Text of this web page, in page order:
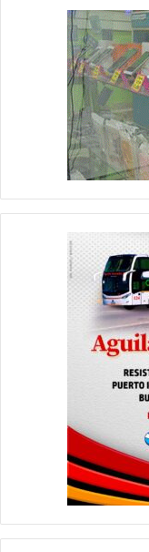
Juan Franco,
coordinación en el
cajero recibían a las
Martínez, y por parte
al Dr. Verónica
ininterrumpida
atravesar, por su
trabajo general de
formando parte del
forma articulada
necesidades que
complejo como el